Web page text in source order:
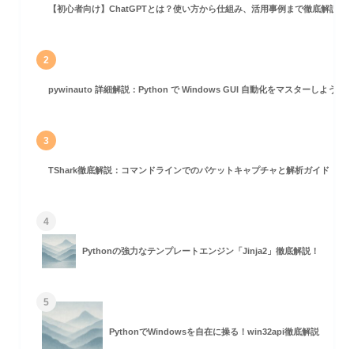
【初心者向け】ChatGPTとは？使い方から仕組み、活用事例まで徹底解説
2
pywinauto 詳細解説：Python で Windows GUI 自動化をマスターしよう！
3
TShark徹底解説：コマンドラインでのパケットキャプチャと解析ガイド
4
Pythonの強力なテンプレートエンジン「Jinja2」徹底解説！
5
PythonでWindowsを自在に操る！win32api徹底解説